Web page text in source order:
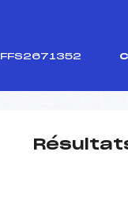
FFS2671352